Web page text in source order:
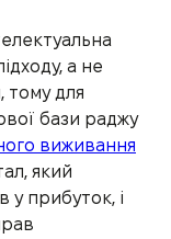
а не
тому для
бази раджу
виживання
який
у прибуток, і